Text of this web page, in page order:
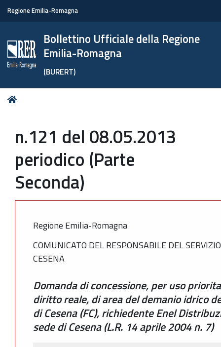
Regione Emilia-Romagna
Bollettino Ufficiale della Regione
Emilia-Romagna
(BURERT)
Tu
n.121 del 08.05.2013
periodico (Parte
Seconda)
Regione Emilia-Romagna
COMUNICATO DEL RESPONSABILE DEL
CESENA
Domanda di concessione, per uso
diritto reale, di area del demanio idrico
di Cesena (FC), richiedente Enel
sede di Cesena (L.R. 14 aprile 2004 n. 7)